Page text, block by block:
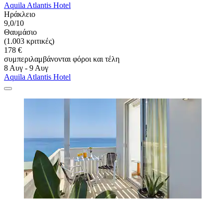
Aquila Atlantis Hotel
Ηράκλειο
9,0/10
Θαυμάσιο
(1.003 κριτικές)
178 €
συμπεριλαμβάνονται φόροι και τέλη
8 Αυγ - 9 Αυγ
Aquila Atlantis Hotel